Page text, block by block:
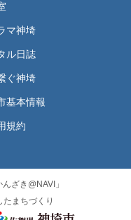
マ神埼
ル日誌
ぐ神埼
基本情報
規約
ざき@NAVI」
まちづくり